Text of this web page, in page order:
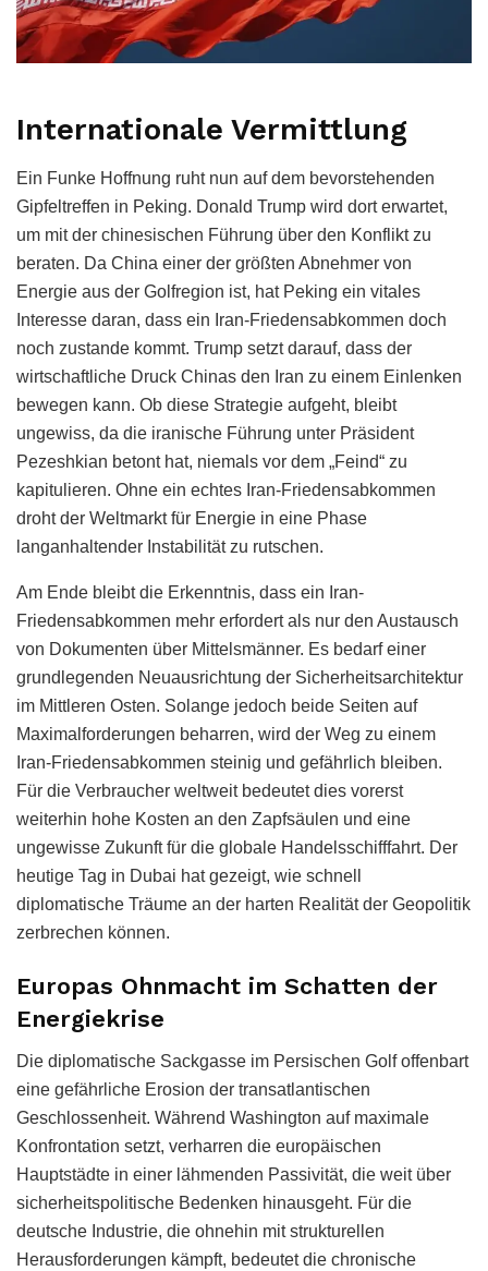
Internationale Vermittlung
Ein Funke Hoffnung ruht nun auf dem bevorstehenden
Gipfeltreffen in Peking. Donald Trump wird dort erwartet,
um mit der chinesischen Führung über den Konflikt zu
beraten. Da China einer der größten Abnehmer von
Energie aus der Golfregion ist, hat Peking ein vitales
Interesse daran, dass ein Iran-Friedensabkommen doch
noch zustande kommt. Trump setzt darauf, dass der
wirtschaftliche Druck Chinas den Iran zu einem Einlenken
bewegen kann. Ob diese Strategie aufgeht, bleibt
ungewiss, da die iranische Führung unter Präsident
Pezeshkian betont hat, niemals vor dem „Feind“ zu
kapitulieren. Ohne ein echtes Iran-Friedensabkommen
droht der Weltmarkt für Energie in eine Phase
langanhaltender Instabilität zu rutschen.
Am Ende bleibt die Erkenntnis, dass ein Iran-
Friedensabkommen mehr erfordert als nur den Austausch
von Dokumenten über Mittelsmänner. Es bedarf einer
grundlegenden Neuausrichtung der Sicherheitsarchitektur
im Mittleren Osten. Solange jedoch beide Seiten auf
Maximalforderungen beharren, wird der Weg zu einem
Iran-Friedensabkommen steinig und gefährlich bleiben.
Für die Verbraucher weltweit bedeutet dies vorerst
weiterhin hohe Kosten an den Zapfsäulen und eine
ungewisse Zukunft für die globale Handelsschifffahrt. Der
heutige Tag in Dubai hat gezeigt, wie schnell
diplomatische Träume an der harten Realität der Geopolitik
zerbrechen können.
Europas Ohnmacht im Schatten der
Energiekrise
Die diplomatische Sackgasse im Persischen Golf offenbart
eine gefährliche Erosion der transatlantischen
Geschlossenheit. Während Washington auf maximale
Konfrontation setzt, verharren die europäischen
Hauptstädte in einer lähmenden Passivität, die weit über
sicherheitspolitische Bedenken hinausgeht. Für die
deutsche Industrie, die ohnehin mit strukturellen
Herausforderungen kämpft, bedeutet die chronische